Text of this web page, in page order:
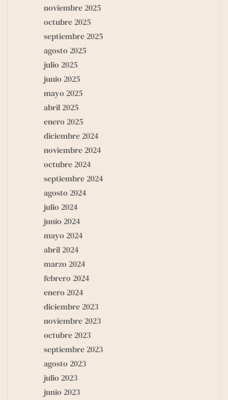
noviembre 2025
octubre 2025
septiembre 2025
agosto 2025
julio 2025
junio 2025
mayo 2025
abril 2025
enero 2025
diciembre 2024
noviembre 2024
octubre 2024
septiembre 2024
agosto 2024
julio 2024
junio 2024
mayo 2024
abril 2024
marzo 2024
febrero 2024
enero 2024
diciembre 2023
noviembre 2023
octubre 2023
septiembre 2023
agosto 2023
julio 2023
junio 2023